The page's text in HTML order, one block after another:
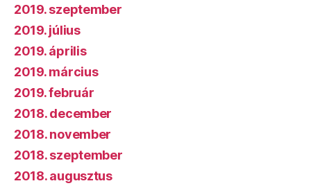
2019. szeptember
2019. július
2019. április
2019. március
2019. február
2018. december
2018. november
2018. szeptember
2018. augusztus